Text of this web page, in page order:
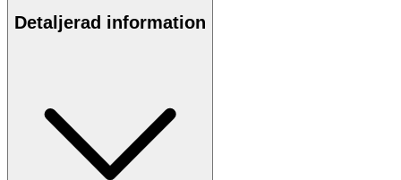
Detaljerad information